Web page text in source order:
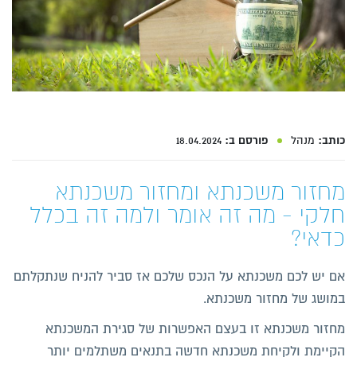
כותב: מנהל פורסם ב:
מחזור משכנתא ומחזור משכנתא
חלקי - מה זה אומר ולמה זה בכלל
כדאי?
אם יש לכם משכנתא על הנכס שלכם אז סביר להניח שנתקלתם
במושג של מחזור משכנתא.
מחזור משכנתא זו בעצם האפשרות של סגירת המשכנתא
הקיימת ולקיחת משכנתא חדשה בתנאים משתלמים יותר